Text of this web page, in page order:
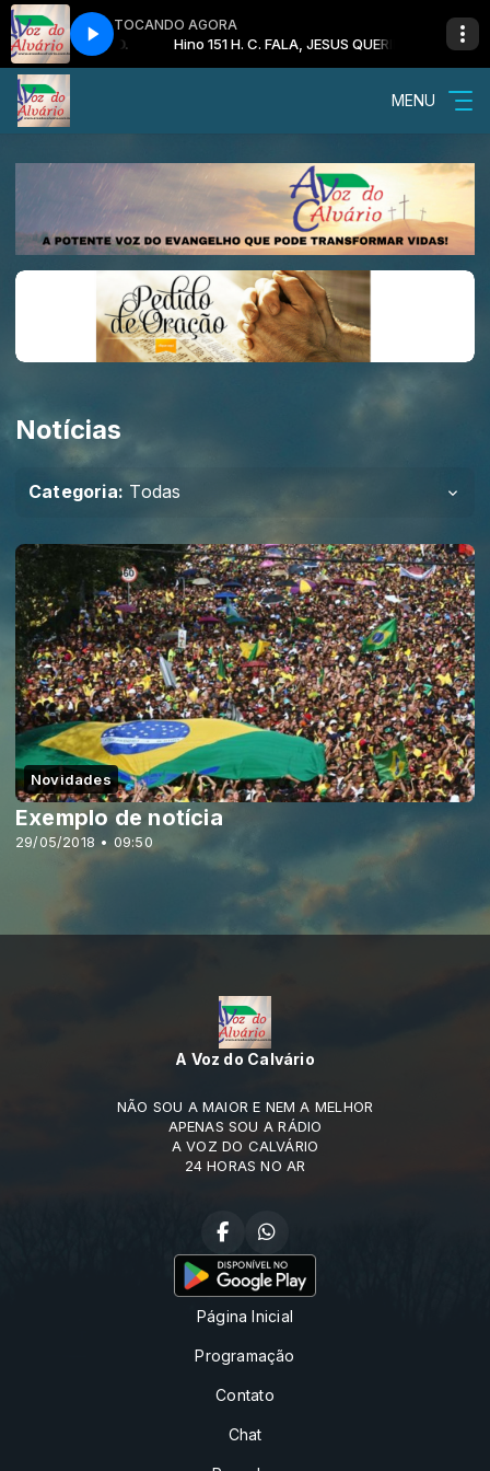
TOCANDO AGORA
QUERIDO. Hino 151 H. C. FALA, JESUS QUERIDO.
MENU
Notícias
Categoria: Todas
Novidades
29/05/2018 • 09:50
Exemplo de notícia
A Voz do Calvário
NÃO SOU A MAIOR E NEM A MELHOR
APENAS SOU A RÁDIO
A VOZ DO CALVÁRIO
24 HORAS NO AR
Página Inicial
Programação
Contato
Chat